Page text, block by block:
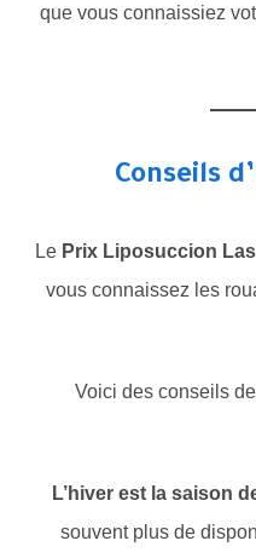
que vous connaissiez
Conseils
LePrix Liposuccion
vous connaissez les
Voici des conseils
L’hiver est la
souvent plus de